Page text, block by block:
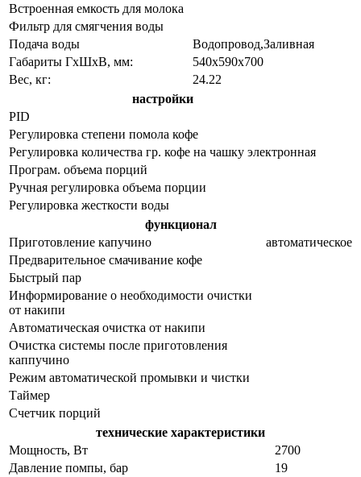
Встроенная емкость для молока
Фильтр для смягчения воды
Подача воды
Водопровод,Заливная
Габариты ГхШхВ, мм:
540х590х700
Вес, кг:
24.22
настройки
PID
Регулировка степени помола кофе
Регулировка количества гр. кофе на чашку электронная
Програм. объема порций
Ручная регулировка объема порции
Регулировка жесткости воды
функционал
Приготовление капучино
автоматическое
Предварительное смачивание кофе
Быстрый пар
Информирование о необходимости очистки
от накипи
Автоматическая очистка от накипи
Очистка системы после приготовления
каппучино
Режим автоматической промывки и чистки
Таймер
Счетчик порций
технические характеристики
Мощность, Вт
2700
Давление помпы, бар
19